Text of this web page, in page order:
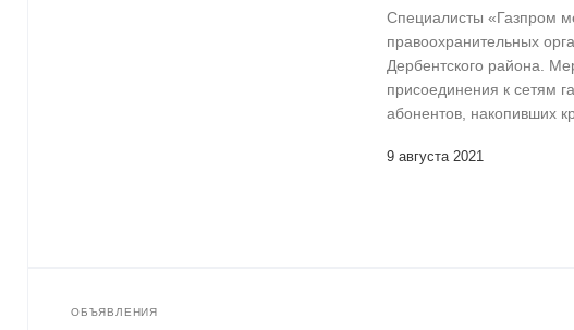
Специалисты «Газпром
правоохранительных
Дербентского района.
присоединения к сетям
абонентов, накопивших
9 августа 2021
ОБЪЯВЛЕНИЯ